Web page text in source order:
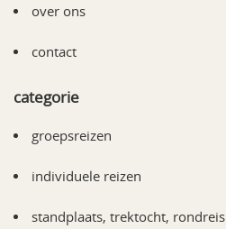
over ons
contact
categorie
groepsreizen
individuele reizen
standplaats, trektocht, rondreis